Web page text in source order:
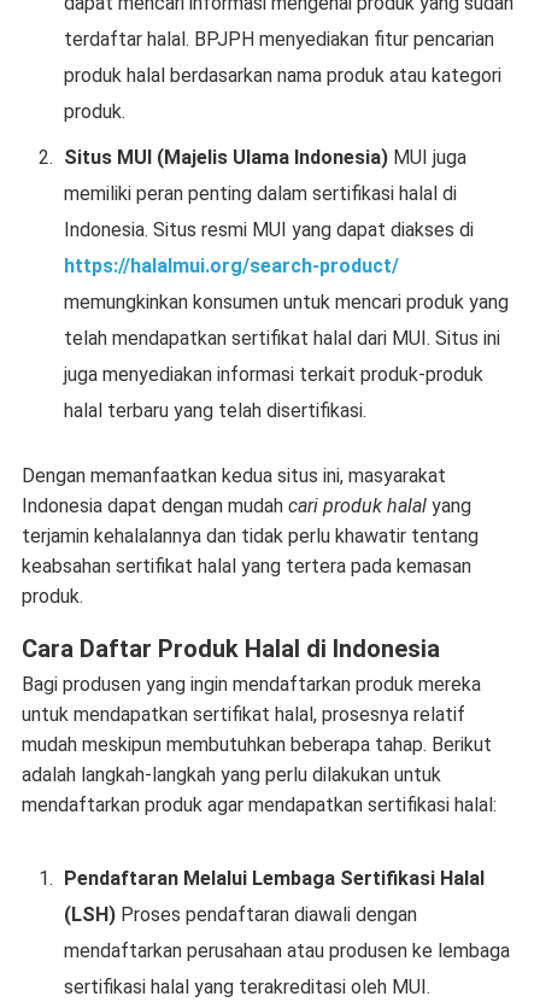
terdaftar halal. BPJPH menyediakan fitur pencarian
produk halal berdasarkan nama produk atau kategori
produk.
Situs MUI (Majelis Ulama Indonesia)MUI juga
memiliki peran penting dalam sertifikasi halal di
Indonesia. Situs resmi MUI yang dapat diakses di
https://halalmui.org/search-product/
memungkinkan konsumen untuk mencari produk yang
telah mendapatkan sertifikat halal dari MUI. Situs ini
juga menyediakan informasi terkait produk-produk
halal terbaru yang telah disertifikasi.
Dengan memanfaatkan kedua situs ini, masyarakat
Indonesia dapat dengan mudah cari produk halalyang
terjamin kehalalannya dan tidak perlu khawatir tentang
keabsahan sertifikat halal yang tertera pada kemasan
produk.
Cara Daftar Produk Halal di Indonesia
Bagi produsen yang ingin mendaftarkan produk mereka
untuk mendapatkan sertifikat halal, prosesnya relatif
mudah meskipun membutuhkan beberapa tahap. Berikut
adalah langkah-langkah yang perlu dilakukan untuk
mendaftarkan produk agar mendapatkan sertifikasi halal:
Pendaftaran Melalui Lembaga Sertifikasi Halal
(LSH)Proses pendaftaran diawali dengan
mendaftarkan perusahaan atau produsen ke lembaga
sertifikasi halal yang terakreditasi oleh MUI.